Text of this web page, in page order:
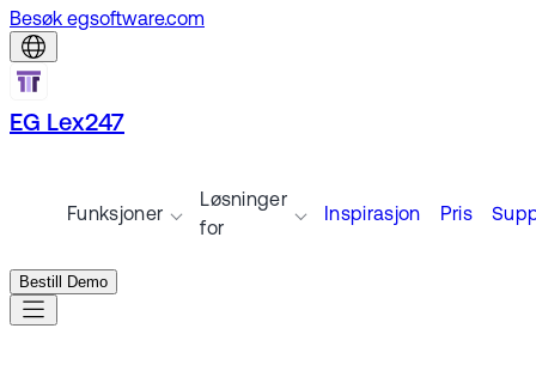
Besøk egsoftware.com
EG Lex247
Funksjoner
Løsninger
for
Inspirasjon Pris
Bestill Demo